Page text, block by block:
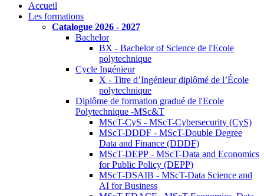
Accueil
Les formations
Catalogue 2026 - 2027
Bachelor
BX - Bachelor of Science de l'Ecole
polytechnique
Cycle Ingénieur
X - Titre d’Ingénieur diplômé de l’École
polytechnique
Diplôme de formation gradué de l'Ecole
Polytechnique -MSc&T
MScT-CyS - MScT-Cybersecurity (CyS)
MScT-DDDF - MScT-Double Degree
Data and Finance (DDDF)
MScT-DEPP - MScT-Data and Economics
for Public Policy (DEPP)
MScT-DSAIB - MScT-Data Science and
AI for Business